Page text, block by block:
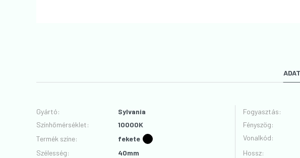
Gyártó: Sylvania Fogyasztás:
Színhőmérséklet: 10000K Fényszög:
Termék színe: fekete Vonalkód:
Szélesség: 40mm Hossz: